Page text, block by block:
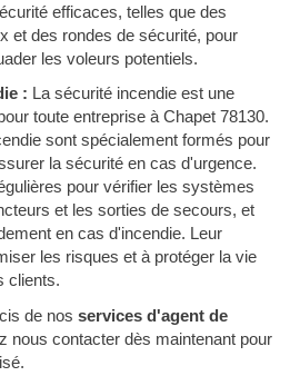
efficaces, telles que des
et des rondes de sécurité, pour
les voleurs potentiels.
: La sécurité incendie est une
toute entreprise à Chapet 78130.
sont spécialement formés pour
la sécurité en cas d'urgence.
pour vérifier les systèmes
et les sorties de secours, et
en cas d'incendie. Leur
les risques et à protéger la vie
clients.
de nos services d'agent de
nous contacter dès maintenant pour